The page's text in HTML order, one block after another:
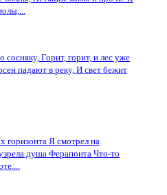
сосняку, Горит, горит, и лес уже
падают в реку, И свет бежит
горизонта Я смотрел на
душа Ферапонта Что-то